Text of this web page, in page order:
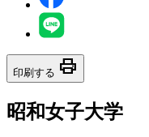
印刷する print
昭和女子大学